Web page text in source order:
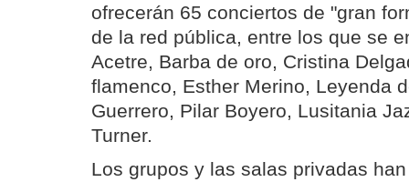
ofrecerán 65 conciertos de "gran
de la red pública, entre los que se
Acetre, Barba de oro, Cristina
flamenco, Esther Merino, Leyenda
Guerrero, Pilar Boyero, Lusitania
Turner.
Los grupos y las salas privadas